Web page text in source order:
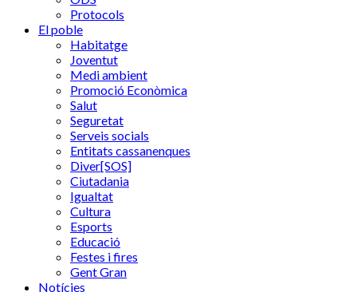
Protocols
El poble
Habitatge
Joventut
Medi ambient
Promoció Econòmica
Salut
Seguretat
Serveis socials
Entitats cassanenques
Diver[SOS]
Ciutadania
Igualtat
Cultura
Esports
Educació
Festes i fires
Gent Gran
Notícies